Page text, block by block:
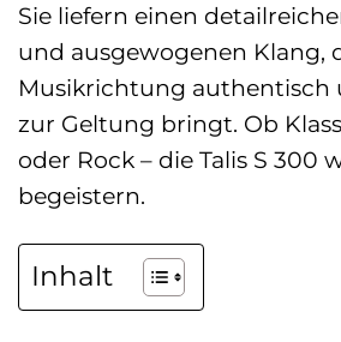
Sie liefern einen
und ausgewogenen Klang,
Musikrichtung authentisch
zur Geltung bringt. Ob
oder Rock – die Talis S 300
begeistern.
Inhalt